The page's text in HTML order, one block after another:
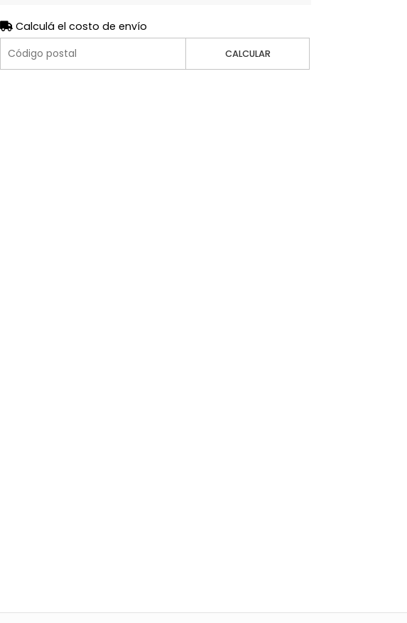
Calculá el costo de envío
CALCULAR